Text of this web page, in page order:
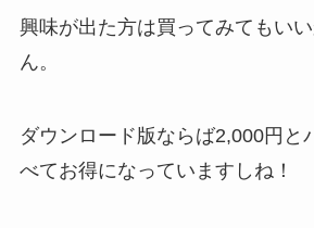
興味が出た方は買ってみてもい
ん。
ダウンロード版ならば2,000円と
べてお得になっていますしね！